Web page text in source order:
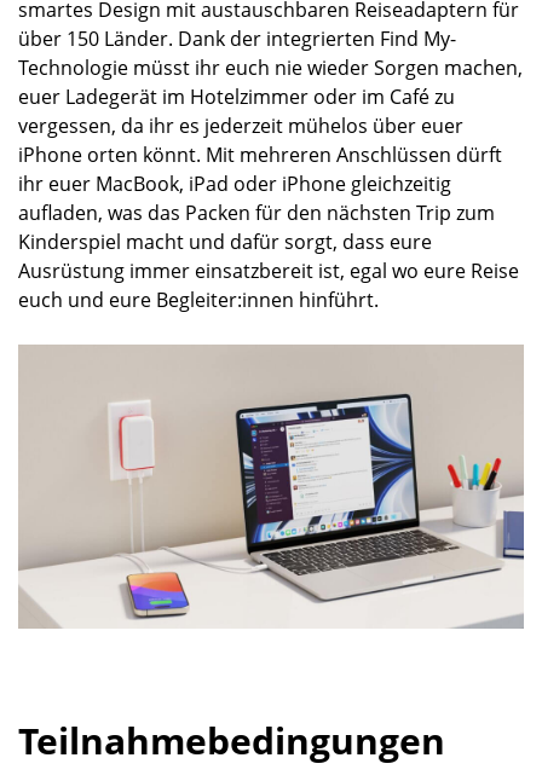
smartes Design mit austauschbaren Reiseadaptern für
über 150 Länder. Dank der integrierten Find My-
Technologie müsst ihr euch nie wieder Sorgen machen,
euer Ladegerät im Hotelzimmer oder im Café zu
vergessen, da ihr es jederzeit mühelos über euer
iPhone orten könnt. Mit mehreren Anschlüssen dürft
ihr euer MacBook, iPad oder iPhone gleichzeitig
aufladen, was das Packen für den nächsten Trip zum
Kinderspiel macht und dafür sorgt, dass eure
Ausrüstung immer einsatzbereit ist, egal wo eure Reise
euch und eure Begleiter:innen hinführt.
Teilnahmebedingungen